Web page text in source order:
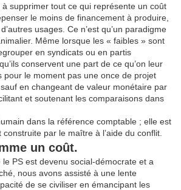
supprimer tout ce qui représente un coût
le moins de financement à produire,
usages. Ce n’est qu’un paradigme
Même lorsque les « faibles » sont
en syndicats ou en partis
conservent une part de ce qu’on leur
pour le moment pas une once de projet
en changeant de valeur monétaire par
et soutenant les comparaisons dans
dans la référence comptable ; elle est
par le maître à l’aide du conflit.
un coût.
PS est devenu social-démocrate et a
nous avons assisté à une lente
de se civiliser en émancipant les